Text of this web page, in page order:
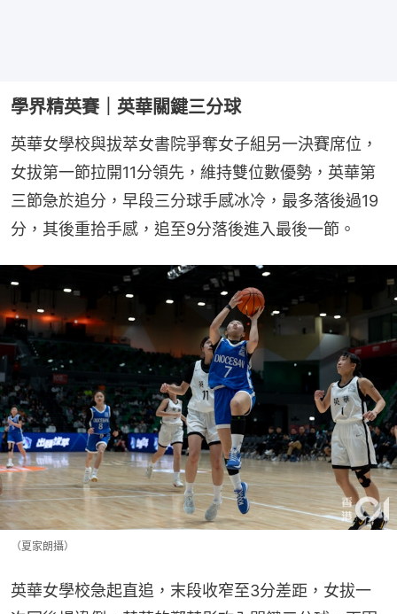
學界精英賽｜英華關鍵三分球
英華女學校與拔萃女書院爭奪女子組另一決賽席位，
女拔第一節拉開11分領先，維持雙位數優勢，英華第
三節急於追分，早段三分球手感冰冷，最多落後過19
分，其後重拾手感，追至9分落後進入最後一節。
（夏家朗攝）
英華女學校急起直追，末段收窄至3分差距，女拔一